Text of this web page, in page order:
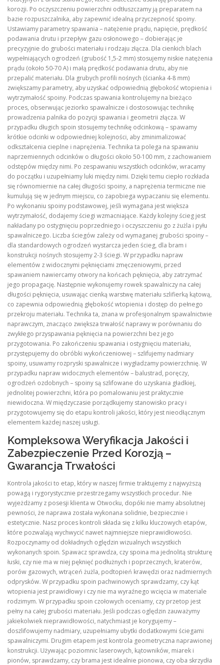
korozji. Po oczyszczeniu powierzchni odtłuszczamy ją preparatem na
bazie rozpuszczalnika, aby zapewnić idealną przyczepność spoiny.
Ustawiamy parametry spawania – natężenie prądu, napięcie, prędkość
podawania drutu i przepływ gazu osłonowego – dobierając je
precyzyjnie do grubości materiału i rodzaju złącza. Dla cienkich blach
wypełniających ogrodzeń (grubość 1,5-2 mm) stosujemy niskie natężenia
prądu (około 50-70 A) i małą prędkość podawania drutu, aby nie
przepalić materiału. Dla grubych profili nośnych (ścianka 4-8 mm)
zwiększamy parametry, aby uzyskać odpowiednią głębokość wtopienia i
wytrzymałość spoiny. Podczas spawania kontrolujemy na bieżąco
proces, obserwując jeziorko spawalnicze i dostosowując technikę
prowadzenia palnika do pozycji spawania i geometrii złącza. W
przypadku długich spoin stosujemy technikę odcinkową – spawamy
krótkie odcinki w odpowiedniej kolejności, aby zminimalizować
odkształcenia cieplne i naprężenia. Technika ta polega na spawaniu
naprzemiennych odcinków o długości około 50-100 mm, z zachowaniem
odstępów między nimi. Po zespawaniu wszystkich odcinków, wracamy
do początku i uzupełniamy luki między nimi. Dzięki temu ciepło rozkłada
się równomiernie na całej długości spoiny, a naprężenia termiczne nie
kumulują się w jednym miejscu, co zapobiega wypaczaniu się elementu.
Po wykonaniu spoiny podstawowej, jeśli wymagana jest większa
wytrzymałość, dodajemy ściegi wzmacniające. Każdy kolejny ścieg jest
nakładany po ostygnięciu poprzedniego i oczyszczeniu go z żużla i pyłu
spawalniczego. Liczba ściegów zależy od wymaganej grubości spoiny –
dla standardowych ogrodzeń wystarcza jeden ścieg, dla bram i
konstrukcji nośnych stosujemy 2-3 ściegi. W przypadku napraw
elementów z widocznymi pęknięciami zmęczeniowymi, przed
spawaniem nawiercamy otwory na końcach pęknięcia, aby zatrzymać
jego propagację. Następnie wykonujemy rowek spawalniczy na całej
długości pęknięcia, usuwając cienką warstwę materiału szlifierką kątową,
co zapewnia odpowiednią głębokość wtopienia i dostęp do pełnego
przekroju materiału. Technika ta, znana w profesjonalnym spawalnictwie
naprawczym, znacząco zwiększa trwałość naprawy w porównaniu do
zwykłego przyspawania pęknięcia na powierzchni bez jego
przygotowania. Po zakończeniu spawania i ostygnięciu materiału,
przystępujemy do obróbki wykończeniowej – szlifujemy nadmiary
spoiny, usuwamy rozpryski spawalnicze i wygładzamy powierzchnię. W
przypadku napraw widocznych elementów – balustrad, poręczy,
ogrodzeń ozdobnych – spoiny są szlifowane do uzyskania gładkiej,
jednolitej powierzchni, która po pomalowaniu jest praktycznie
niewidoczna. W międzyczasie porządkujemy stanowisko pracy i
przygotowujemy się do etapu kontroli jakości, który jest nieodłącznym
elementem każdej naszej usługi.
Kompleksowa Weryfikacja Jakości i
Zabezpieczenie Przed Korozją –
Gwarancja Trwałości
Kontrola jakości to etap, który w naszej firmie traktujemy z najwyższą
powagą i rygorystycznie przestrzegamy wszystkich procedur. Nie
wyjeżdżamy z posesji klienta w Otwocku, dopóki nie mamy absolutnej
pewności, że naprawa została wykonana solidnie, bezpiecznie i
estetycznie. Nasz proces kontroli składa się z kilku kluczowych etapów,
które pozwalają wychwycić nawet najmniejsze nieprawidłowości.
Rozpoczynamy od dokładnych oględzin wizualnych wszystkich
wykonanych spoin. Spawacz sprawdza, czy spoina ma jednolitą strukturę
łuski, czy nie ma w niej pęknięć podłużnych i poprzecznych, kraterów,
porów gazowych, wtrąceń żużla, podtopień krawędzi oraz nadmiernych
odprysków. W przypadku spoin pachwinowych sprawdzamy, czy kąt
wtopienia jest prawidłowy i czy nie ma wyraźnego wcięcia w materiale
rodzimym. W przypadku spoin czołowych oceniamy, czy przetop jest
pełny na całej grubości materiału. Jeśli podczas oględzin zauważymy
jakiekolwiek nieprawidłowości, natychmiast je korygujemy –
doszlifowujemy nadmiary, uzupełniamy ubytki dodatkowymi ściegami
spawalniczymi. Drugim etapem jest kontrola geometryczna naprawionej
konstrukcji. Używając poziomnic laserowych, kątowników, miarek i
pionów, sprawdzamy, czy brama jest idealnie pionowa, czy oba skrzydła